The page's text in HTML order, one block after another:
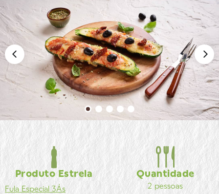
Produto Estrela
Fula Especial 3Ás
Quantidade
2 pessoas